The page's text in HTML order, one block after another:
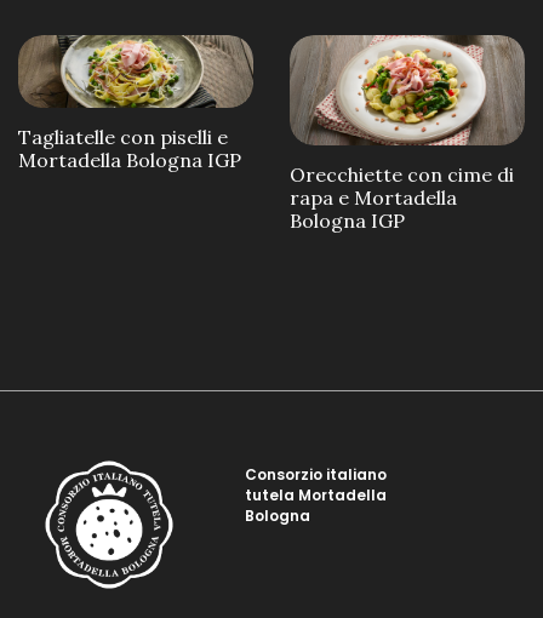
Tagliatelle con piselli e
Mortadella Bologna IGP
Orecchiette con cime di
rapa e Mortadella
Bologna IGP
Consorzio italiano
tutela Mortadella
Bologna